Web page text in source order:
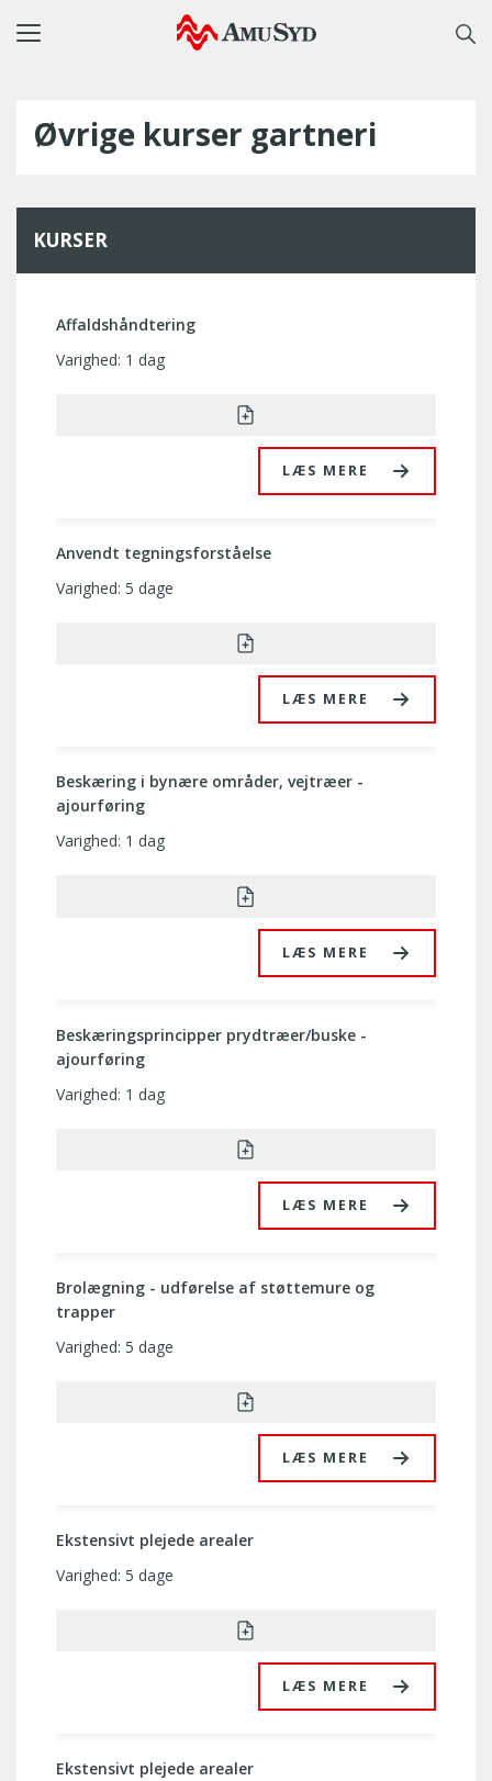
Toggle
Øvrige kurser gartneri
KURSER
Affaldshåndtering
LÆS MERE
Varighed: 1 dag
Anvendt tegningsforståelse
LÆS MERE
Varighed: 5 dage
Beskæring i bynære områder, vejtræer -
ajourføring
LÆS MERE
Varighed: 1 dag
Beskæringsprincipper prydtræer/buske -
ajourføring
LÆS MERE
Varighed: 1 dag
Brolægning - udførelse af støttemure og
trapper
LÆS MERE
Varighed: 5 dage
Ekstensivt plejede arealer
LÆS MERE
Varighed: 5 dage
Ekstensivt plejede arealer